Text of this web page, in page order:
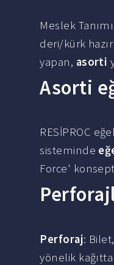
Meslek
deri/kürk
yapan, asorti
Asorti
RESİPROC
sisteminde
Force'
Perforaj:
yönelik